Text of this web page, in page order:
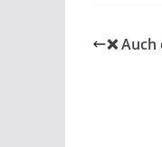
❌️